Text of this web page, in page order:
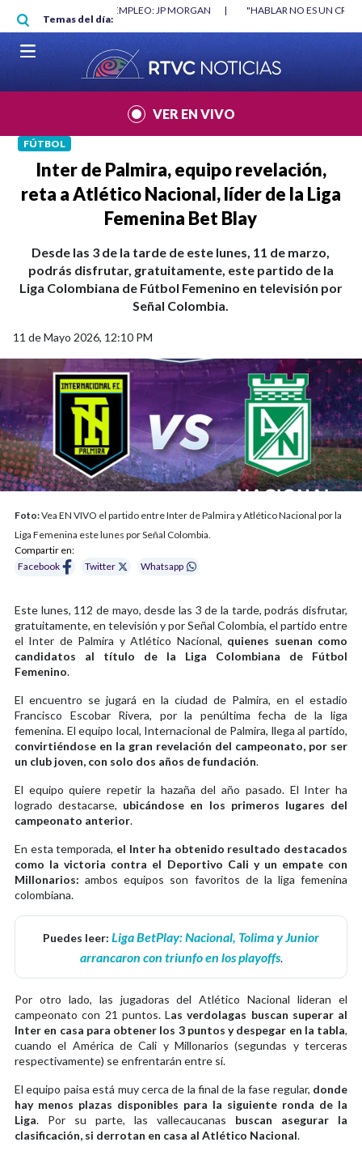
Pasar al contenido principal
Temas del día:
MÍNIMO NO DESTRUYÓ EMPLEO: JP MORGAN |
"HABLAR NO ES UN
MUNDIAL 2026
|
VER EN VIVO
FÚTBOL
Inter de Palmira, equipo revelación,
reta a Atlético Nacional, líder de la Liga
Femenina Bet Blay
Desde las 3 de la tarde de este lunes, 11 de marzo,
podrás disfrutar, gratuitamente, este partido de la
Liga Colombiana de Fútbol Femenino en televisión por
Señal Colombia.
11 de Mayo 2026, 12:10 PM
Foto:Vea EN VIVO el partido entre Inter de Palmira y Atlético Nacional por la
Liga Femenina este lunes por Señal Colombia.
Compartir en:
Facebook
Twitter Whatsapp
Este lunes, 112 de mayo, desde las 3 de la tarde, podrás disfrutar,
gratuitamente, en televisión y por Señal Colombia, el partido entre
el Inter de Palmira y Atlético Nacional, quienes suenan como
candidatos al título de la Liga Colombiana de Fútbol
Femenino.
El encuentro se jugará en la ciudad de Palmira, en el estadio
Francisco Escobar Rivera, por la penúltima fecha de la liga
femenina. El equipo local, Internacional de Palmira, llega al partido,
convirtiéndose en la gran revelación del campeonato, por ser
un club joven, con solo dos años de fundación.
El equipo quiere repetir la hazaña del año pasado. El Inter ha
logrado destacarse, ubicándose en los primeros lugares del
campeonato anterior.
En esta temporada, el Inter ha obtenido resultado destacados
como la victoria contra el Deportivo Cali y un empate con
Millonarios: ambos equipos son favoritos de la liga femenina
colombiana.
Puedes leer: Liga BetPlay: Nacional, Tolima y Junior
arrancaron con triunfo en los playoffs.
Por otro lado, las jugadoras del Atlético Nacional lideran el
campeonato con 21 puntos. Las verdolagas buscan superar al
Inter en casa para obtener los 3 puntos y despegar en la tabla,
cuando el América de Cali y Millonarios (segundas y terceras
respectivamente) se enfrentarán entre sí.
El equipo paisa está muy cerca de la final de la fase regular, donde
hay menos plazas disponibles para la siguiente ronda de la
Liga. Por su parte, las vallecaucanas buscan asegurar la
clasificación, si derrotan en casa al Atlético Nacional.